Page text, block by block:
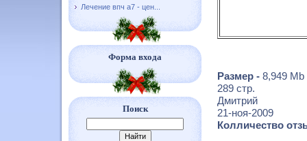
Лечение впч а7 - цен...
Форма входа
Поиск
Размер - 8,949 Mb
289 стр.
Дмитрий
21-ноя-2009
Колличество